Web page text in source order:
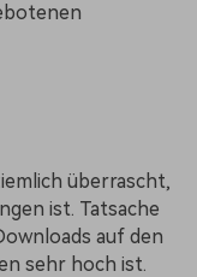
überrascht,
ist. Tatsache
auf den
sehr hoch ist.